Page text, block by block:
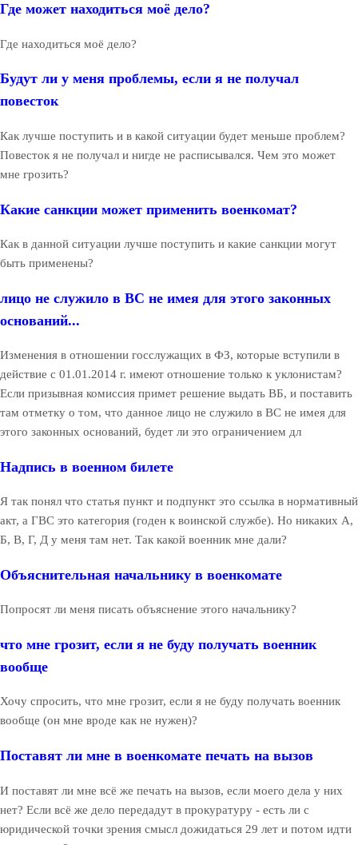
Где может находиться моё дело?
Где находиться моё дело?
Будут ли у меня проблемы, если я не получал
повесток
Как лучше поступить и в какой ситуации будет меньше проблем?
Повесток я не получал и нигде не расписывался. Чем это может
мне грозить?
Какие санкции может применить военкомат?
Как в данной ситуации лучше поступить и какие санкции могут
быть применены?
лицо не служило в ВС не имея для этого законных
оснований...
Изменения в отношении госслужащих в ФЗ, которые вступили в
действие с 01.01.2014 г. имеют отношение только к уклонистам?
Если призывная комиссия примет решение выдать ВБ, и поставить
там отметку о том, что данное лицо не служило в ВС не имея для
этого законных оснований, будет ли это ограничением дл
Надпись в военном билете
Я так понял что статья пункт и подпункт это ссылка в нормативный
акт, а ГВС это категория (годен к воинской службе). Но никаких А,
Б, В, Г, Д у меня там нет. Так какой военник мне дали?
Объяснительная начальнику в военкомате
Попросят ли меня писать объяснение этого начальнику?
что мне грозит, если я не буду получать военник
вообще
Хочу спросить, что мне грозит, если я не буду получать военник
вообще (он мне вроде как не нужен)?
Поставят ли мне в военкомате печать на вызов
И поставят ли мне всё же печать на вызов, если моего дела у них
нет? Если всё же дело передадут в прокуратуру - есть ли с
юридической точки зрения смысл дожидаться 29 лет и потом идти